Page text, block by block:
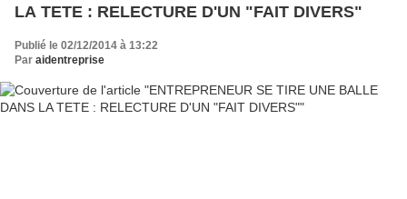
LA TETE : RELECTURE D'UN "FAIT DIVERS"
Publié le 02/12/2014 à 13:22
Par aidentreprise